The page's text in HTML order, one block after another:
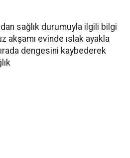
sağlık durumuyla ilgili bilgi
akşamı evinde ıslak ayakla
dengesini kaybederek